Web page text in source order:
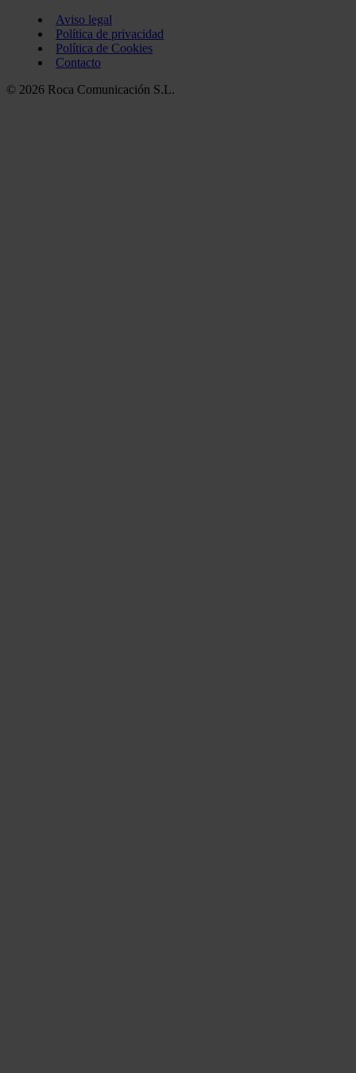
Aviso legal
Política de privacidad
Política de Cookies
Contacto
© 2026 Roca Comunicación S.L.